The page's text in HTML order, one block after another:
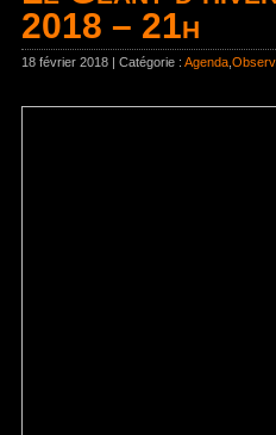
2018 – 21h
18 février 2018 | Catégorie : Agenda